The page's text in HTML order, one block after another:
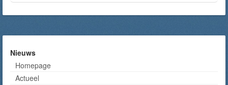
Nieuws
Homepage
Actueel